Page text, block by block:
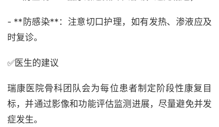
- **防感染**：注意切口护理，如有发热、渗液应及
时复诊。
✅医生的建议
瑞康医院骨科团队会为每位患者制定阶段性康复目
标，并通过影像和功能评估监测进展，尽量避免并发
症发生。